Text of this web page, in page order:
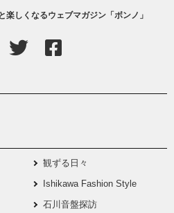
楽しくなるウェブマガジン「ボンノ」
観ずる日々
Ishikawa Fashion Style
石川音盤探訪